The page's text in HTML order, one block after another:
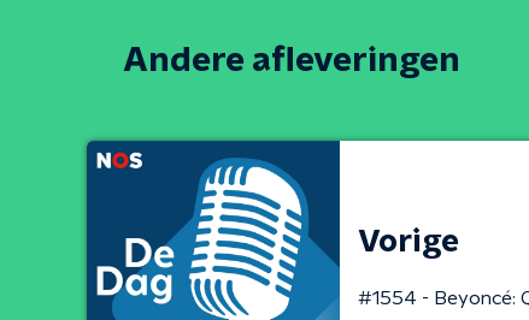
Andere afleveringen
Vorige
#1554 - Beyoncé: